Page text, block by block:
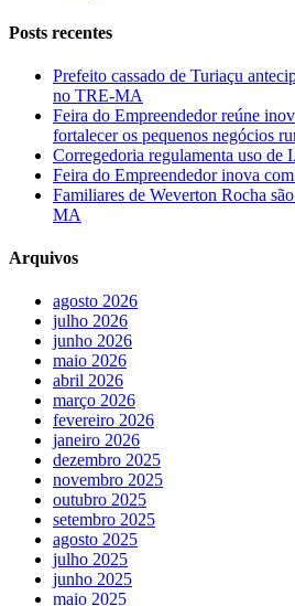
Posts recentes
Prefeito cassado de Turiaçu
no TRE-MA
Feira do Empreendedor reúne
fortalecer os pequenos negócios
Corregedoria regulamenta uso de
Feira do Empreendedor inova
Familiares de Weverton Rocha
MA
Arquivos
agosto 2026
julho 2026
junho 2026
maio 2026
abril 2026
março 2026
fevereiro 2026
janeiro 2026
dezembro 2025
novembro 2025
outubro 2025
setembro 2025
agosto 2025
julho 2025
junho 2025
maio 2025